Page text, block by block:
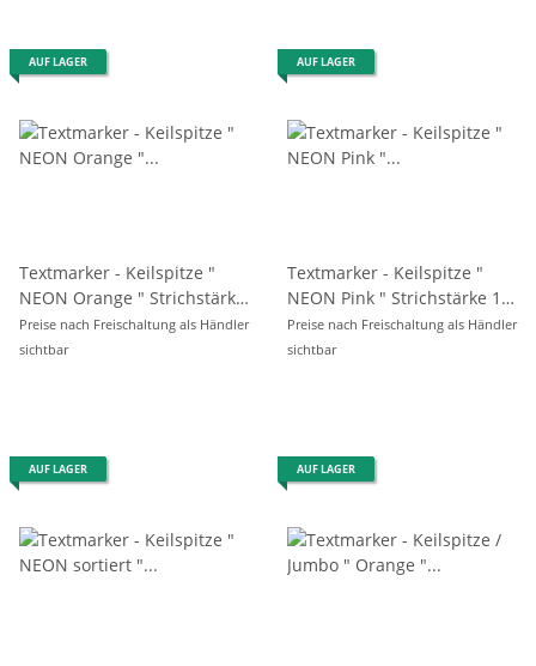
AUF LAGER
Textmarker - Keilspitze "
NEON Orange " Strichstärke
1-2 mm
Preise nach Freischaltung als Händler
sichtbar
AUF LAGER
Textmarker - Keilspitze "
NEON Pink " Strichstärke 1-2
mm
Preise nach Freischaltung als Händler
sichtbar
AUF LAGER AUF LAGER